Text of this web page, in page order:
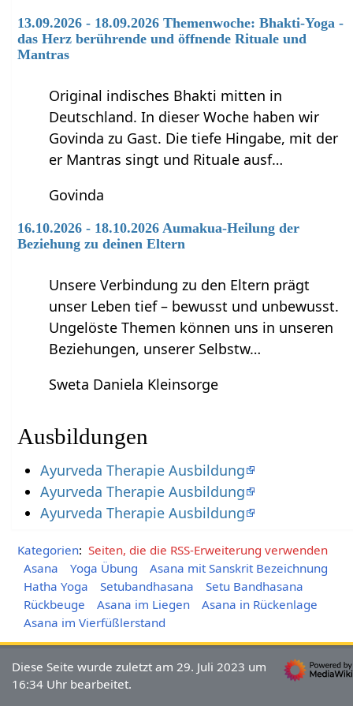
13.09.2026 - 18.09.2026 Themenwoche: Bhakti-Yoga -
das Herz berührende und öffnende Rituale und
Mantras
Original indisches Bhakti mitten in
Deutschland. In dieser Woche haben wir
Govinda zu Gast. Die tiefe Hingabe, mit der
er Mantras singt und Rituale ausf…
Govinda
16.10.2026 - 18.10.2026 Aumakua-Heilung der
Beziehung zu deinen Eltern
Unsere Verbindung zu den Eltern prägt
unser Leben tief – bewusst und unbewusst.
Ungelöste Themen können uns in unseren
Beziehungen, unserer Selbstw…
Sweta Daniela Kleinsorge
Ausbildungen
Ayurveda Therapie Ausbildung
Ayurveda Therapie Ausbildung
Ayurveda Therapie Ausbildung
Kategorien: Seiten, die die RSS-Erweiterung verwenden
Asana
Yoga Übung
Asana mit Sanskrit Bezeichnung
Hatha Yoga
Setubandhasana
Setu Bandhasana
Rückbeuge
Asana im Liegen
Asana in Rückenlage
Asana im Vierfüßlerstand
Diese Seite wurde zuletzt am 29. Juli 2023 um
16:34 Uhr bearbeitet.